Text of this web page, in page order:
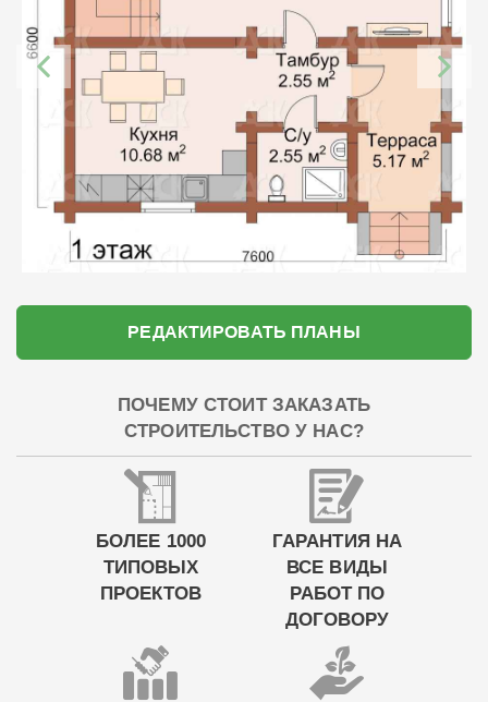
РЕДАКТИРОВАТЬ ПЛАНЫ
ПОЧЕМУ СТОИТ ЗАКАЗАТЬ
СТРОИТЕЛЬСТВО У НАС?
БОЛЕЕ 1000
ТИПОВЫХ
ПРОЕКТОВ
ГАРАНТИЯ НА
ВСЕ ВИДЫ
РАБОТ ПО
ДОГОВОРУ